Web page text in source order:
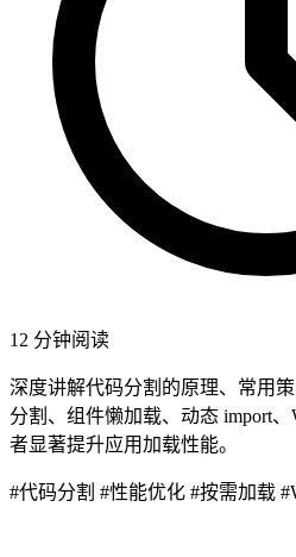
12 分钟阅读
深度讲解代码分割的原理、常用
分割、组件懒加载、动态 import
者显著提升应用加载性能。
#代码分割 #性能优化 #按需加载